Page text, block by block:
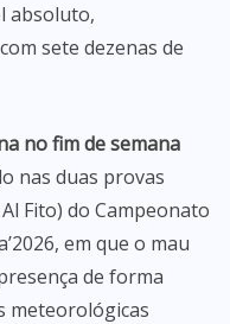
absoluto,
sete dezenas de
no fim de semana
nas duas provas
Fito) do Campeonato
em que o mau
de forma
meteorológicas